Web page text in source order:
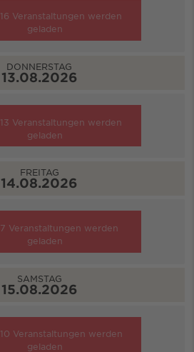
16 Veranstaltungen werden
geladen
DONNERSTAG
13.08.2026
13 Veranstaltungen werden
geladen
FREITAG
14.08.2026
7 Veranstaltungen werden
geladen
SAMSTAG
15.08.2026
10 Veranstaltungen werden
geladen